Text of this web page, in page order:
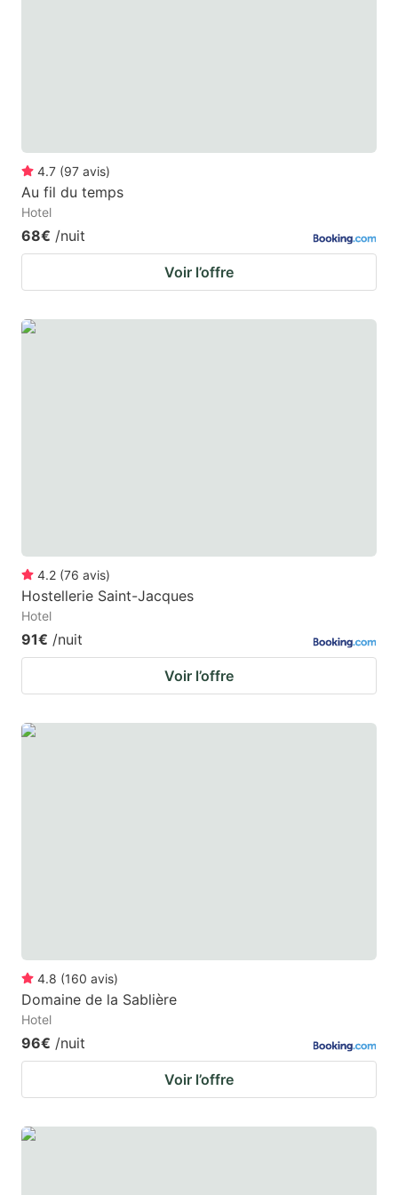
4.7 (97 avis)
Au fil du temps
Hotel
68€ /nuit
Voir l’offre
4.2 (76 avis)
Hostellerie Saint-Jacques
Hotel
91€ /nuit
Voir l’offre
4.8 (160 avis)
Domaine de la Sablière
Hotel
96€ /nuit
Voir l’offre